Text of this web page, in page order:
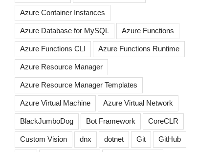
Azure Container Instances
Azure Database for MySQL Azure Functions
Azure Functions CLI Azure Functions Runtime
Azure Resource Manager
Azure Resource Manager Templates
Azure Virtual Machine Azure Virtual Network
BlackJumboDog Bot Framework CoreCLR
Custom Vision dnx dotnet Git GitHub